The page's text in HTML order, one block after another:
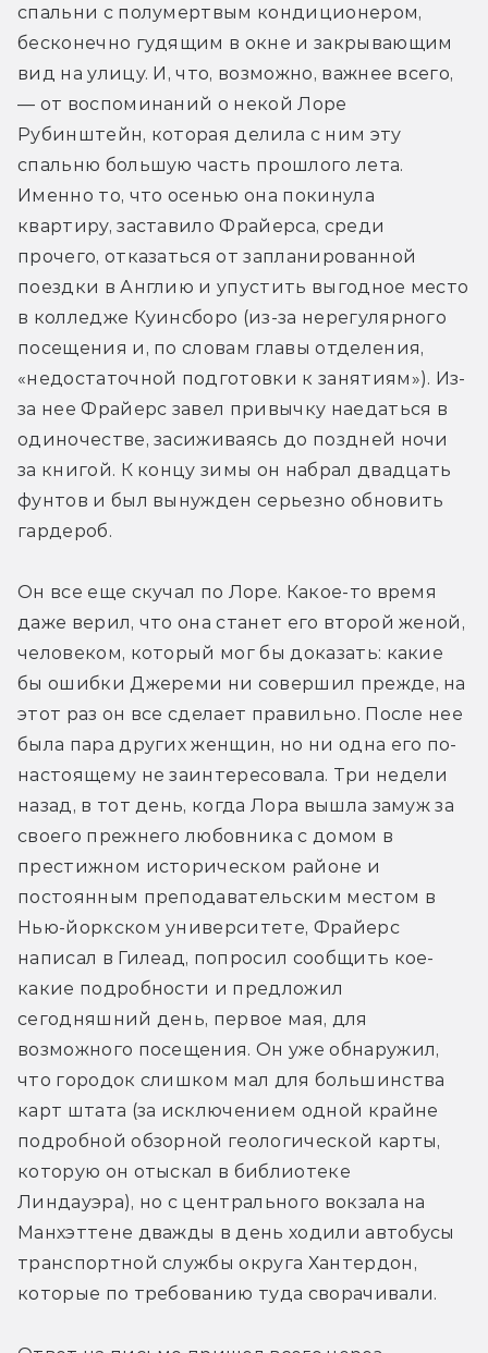
спальни с полумертвым кондиционером,
бесконечно гудящим в окне и закрывающим
вид на улицу. И, что, возможно, важнее всего,
— от воспоминаний о некой Лоре
Рубинштейн, которая делила с ним эту
спальню большую часть прошлого лета.
Именно то, что осенью она покинула
квартиру, заставило Фрайерса, среди
прочего, отказаться от запланированной
поездки в Англию и упустить выгодное место
в колледже Куинсборо (из-за нерегулярного
посещения и, по словам главы отделения,
«недостаточной подготовки к занятиям»). Из-
за нее Фрайерс завел привычку наедаться в
одиночестве, засиживаясь до поздней ночи
за книгой. К концу зимы он набрал двадцать
фунтов и был вынужден серьезно обновить
гардероб.
Он все еще скучал по Лоре. Какое-то время
даже верил, что она станет его второй женой,
человеком, который мог бы доказать: какие
бы ошибки Джереми ни совершил прежде, на
этот раз он все сделает правильно. После нее
была пара других женщин, но ни одна его по-
настоящему не заинтересовала. Три недели
назад, в тот день, когда Лора вышла замуж за
своего прежнего любовника с домом в
престижном историческом районе и
постоянным преподавательским местом в
Нью-йоркском университете, Фрайерс
написал в Гилеад, попросил сообщить кое-
какие подробности и предложил
сегодняшний день, первое мая, для
возможного посещения. Он уже обнаружил,
что городок слишком мал для большинства
карт штата (за исключением одной крайне
подробной обзорной геологической карты,
которую он отыскал в библиотеке
Линдауэра), но с центрального вокзала на
Манхэттене дважды в день ходили автобусы
транспортной службы округа Хантердон,
которые по требованию туда сворачивали.